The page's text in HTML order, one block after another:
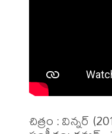
చిత్రం : విన్నర్